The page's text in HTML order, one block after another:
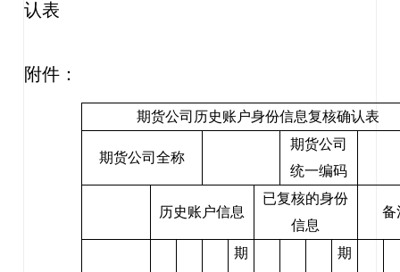
认表
附件：
期货公司历史账户身份信息复核确认表
期货公司全称
期货公司
统一编码
历史账户信息
已复核的身份
信息
备
期
期